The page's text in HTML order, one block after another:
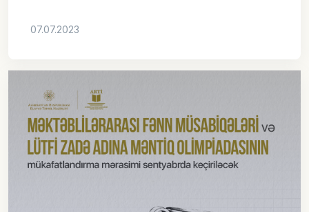
07.07.2023